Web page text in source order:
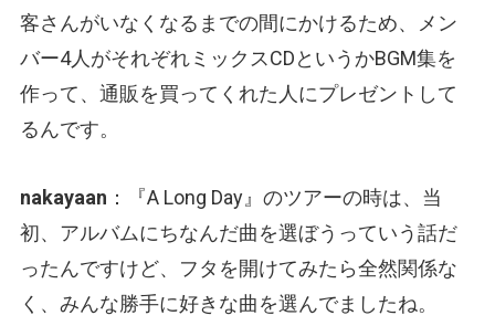
客さんがいなくなるまでの間にかけるため、メン
バー4人がそれぞれミックスCDというかBGM集を
作って、通販を買ってくれた人にプレゼントして
るんです。
nakayaan ：『A Long Day』のツアーの時は、当
初、アルバムにちなんだ曲を選ぼうっていう話だ
ったんですけど、フタを開けてみたら全然関係な
く、みんな勝手に好きな曲を選んでましたね。